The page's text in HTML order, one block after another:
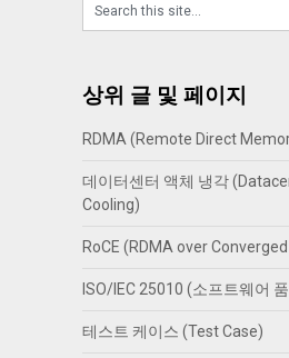
상위 글 및 페이지
RDMA (Remote Direct
데이터센터 액체 냉각
Cooling)
RoCE (RDMA over
ISO/IEC 25010 (소프트웨어
테스트 케이스 (Test Case)